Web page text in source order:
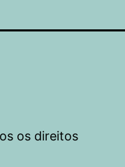
os direitos